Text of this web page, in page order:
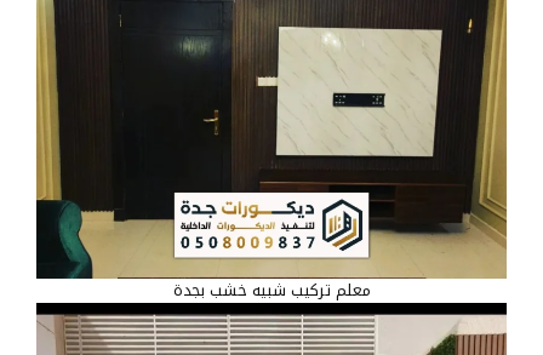
معلم تركيب شبيه خشب بجدة